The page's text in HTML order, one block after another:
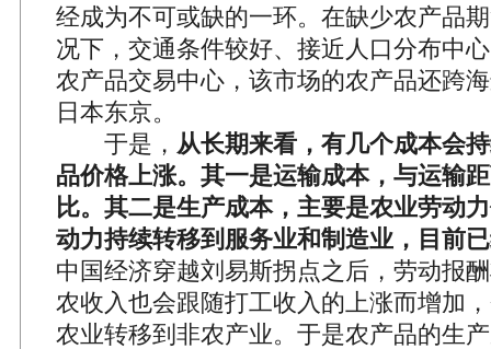
经成为不可或缺的一环。在缺少农产品
况下，交通条件较好、接近人口分布中
农产品交易中心，该市场的农产品还跨
日本东京。
于是， 从长期来看，有几个成本会
品价格上涨。其一是运输成本，与运输
比。其二是生产成本，主要是农业劳动
动力持续转移到服务业和制造业，目前
中国经济穿越刘易斯拐点之后，劳动报
农收入也会跟随打工收入的上涨而增加
农业转移到非农产业。于是农产品的生